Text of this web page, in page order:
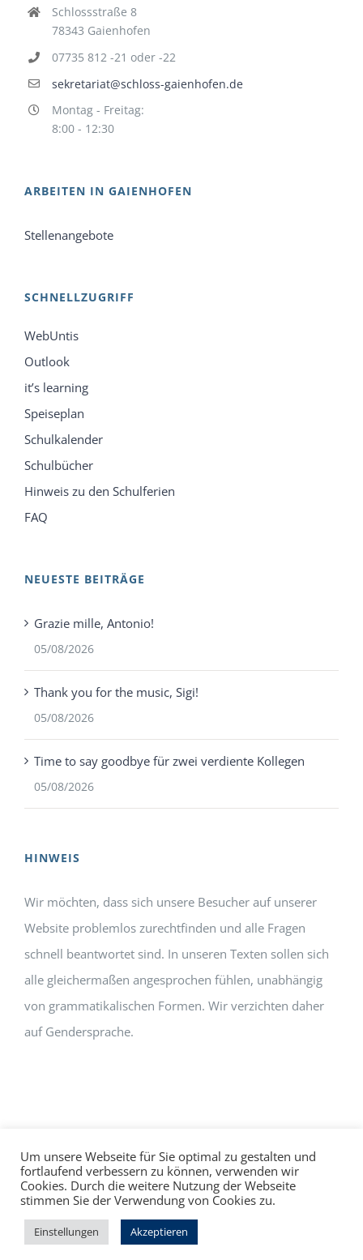
Schlossstraße 8
78343 Gaienhofen
07735 812 -21 oder -22
sekretariat@schloss-gaienhofen.de
Montag - Freitag:
8:00 - 12:30
ARBEITEN IN GAIENHOFEN
Stellenangebote
SCHNELLZUGRIFF
WebUntis
Outlook
it’s learning
Speiseplan
Schulkalender
Schulbücher
Hinweis zu den Schulferien
FAQ
NEUESTE BEITRÄGE
Grazie mille, Antonio!
05/08/2026
Thank you for the music, Sigi!
05/08/2026
Time to say goodbye für zwei verdiente Kollegen
05/08/2026
HINWEIS
Wir möchten, dass sich unsere Besucher auf unserer
Website problemlos zurechtfinden und alle Fragen
schnell beantwortet sind. In unseren Texten sollen sich
alle gleichermaßen angesprochen fühlen, unabhängig
von grammatikalischen Formen. Wir verzichten daher
auf Gendersprache.
Impressum Datenschutz©hallo!rot
Facebook
Um unsere Webseite für Sie optimal zu gestalten und
fortlaufend verbessern zu können, verwenden wir
Cookies. Durch die weitere Nutzung der Webseite
stimmen Sie der Verwendung von Cookies zu.
Einstellungen Akzeptieren